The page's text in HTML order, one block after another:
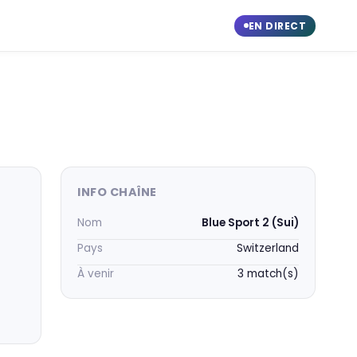
EN DIRECT
INFO CHAÎNE
Nom
Blue Sport 2 (Sui)
Pays
Switzerland
À venir
3 match(s)